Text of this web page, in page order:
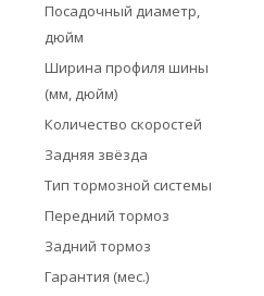
Посадочный диаметр,
дюйм
Ширина профиля шины
(мм, дюйм)
Количество скоростей
Задняя звёзда
Тип тормозной системы
Передний тормоз
Задний тормоз
Гарантия (мес.)